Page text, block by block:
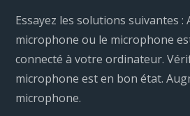
Essayez les solutions suivantes :
microphone ou le microphone
connecté à votre ordinateur.
microphone est en bon état.
microphone.